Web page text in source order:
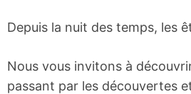
Depuis la nuit des temps, les
Nous vous invitons à
passant par les découvertes